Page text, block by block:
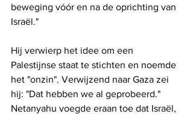
beweging vóór en na de oprichting van
Israël."
Hij verwierp het idee om een ​​
Palestijnse staat te stichten en noemde
het "onzin". Verwijzend naar Gaza zei
hij: "Dat hebben we al geprobeerd."
Netanyahu voegde eraan toe dat Israël,